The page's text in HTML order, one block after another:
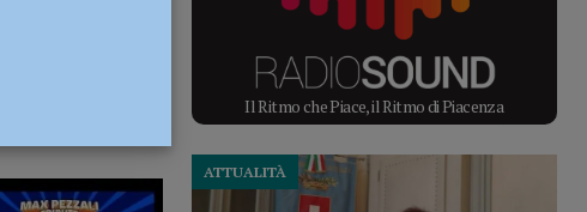
Il Ritmo che Piace, il Ritmo di Piacenza
ATTUALITÀ